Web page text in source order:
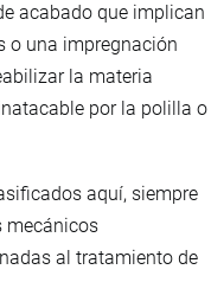
acabado que implican
o una impregnación
la materia
por la polilla o
aquí, siempre
mecánicos
al tratamiento de